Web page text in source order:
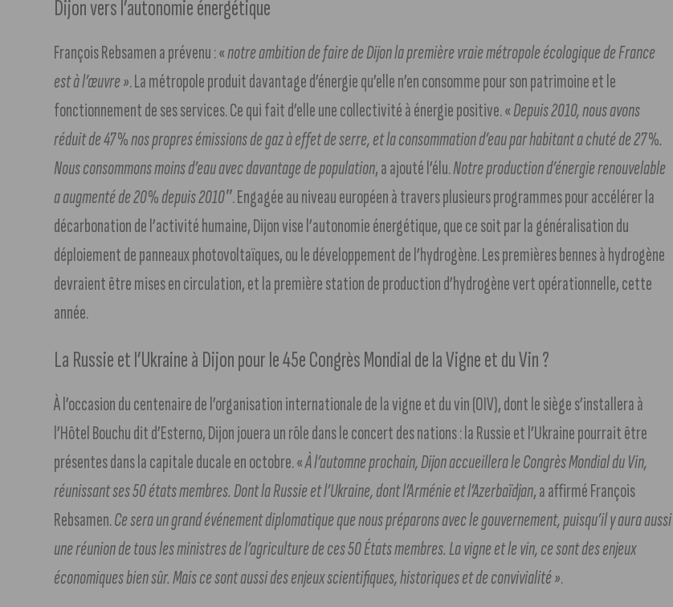
Dijon vers l’autonomie énergétique
François Rebsamen a prévenu : «notre ambition de faire de Dijon la première vraie métropole écologique de France
est à l’œuvre ». La métropole produit davantage d’énergie qu’elle n’en consomme pour son patrimoine et le
fonctionnement de ses services. Ce qui fait d’elle une collectivité à énergie positive. «Depuis 2010, nous avons
réduit de 47% nos propres émissions de gaz à effet de serre, et la consommation d’eau par habitant a chuté de 27%.
Nous consommons moins d’eau avec davantage de population, a ajouté l’élu.Notre production d’énergie renouvelable
a augmenté de 20% depuis 2010″. Engagée au niveau européen à travers plusieurs programmes pour accélérer la
décarbonation de l’activité humaine, Dijon vise l’autonomie énergétique, que ce soit par la généralisation du
déploiement de panneaux photovoltaïques, ou le développement de l’hydrogène. Les premières bennes à hydrogène
devraient être mises en circulation, et la première station de production d’hydrogène vert opérationnelle, cette
année.
La Russie et l’Ukraine à Dijon pour le 45e Congrès Mondial de la Vigne et du Vin ?
À l’occasion du centenaire de l’organisation internationale de la vigne et du vin (OIV), dont le siège s’installera à
l’Hôtel Bouchu dit d’Esterno, Dijon jouera un rôle dans le concert des nations : la Russie et l’Ukraine pourrait être
présentes dans la capitale ducale en octobre. «À l’automne prochain, Dijon accueillera le Congrès Mondial du Vin,
réunissant ses 50 états membres. Dont la Russie et l’Ukraine, dont l’Arménie et l’Azerbaïdjan, a affirmé François
Rebsamen.Ce sera un grand événement diplomatique que nous préparons avec le gouvernement, puisqu’il y aura aussi
une réunion de tous les ministres de l’agriculture de ces 50 États membres. La vigne et le vin, ce sont des enjeux
économiques bien sûr. Mais ce sont aussi des enjeux scientifiques, historiques et de convivialité ».